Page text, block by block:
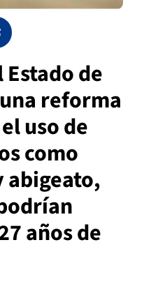
de
reforma
uso de
como
abigeato,
años de